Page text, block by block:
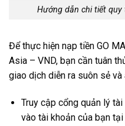
Hướng dẫn chi tiết quy
Để thực hiện nạp tiền GO
Asia – VND, bạn cần tuân
giao dịch diễn ra suôn sẻ và
Truy cập cổng quản lý
vào tài khoản của bạn